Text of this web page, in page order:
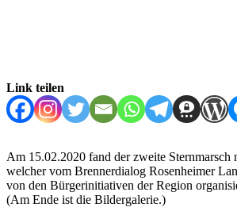
Link teilen
Am 15.02.2020 fand der zweite Sternmarsch
welcher vom Brennerdialog Rosenheimer
von den Bürgerinitiativen der Region
(Am Ende ist die Bildergalerie.)